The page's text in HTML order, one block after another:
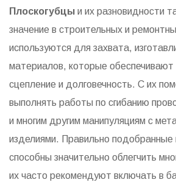
Плоскогубцы и их разновидности
значение в строительных и
используются для захвата,
материалов, которые
сцепление и долговечность. С их
выполнять работы по сгибанию
и многим другим манипуляциям с
изделиями. Правильно подобранные
способны значительно облегчить
их часто рекомендуют включать в